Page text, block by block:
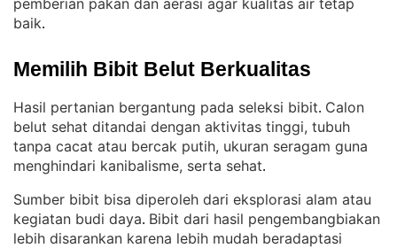
pemberian pakan dan aerasi agar kualitas air tetap
baik.
Memilih Bibit Belut Berkualitas
Hasil pertanian bergantung pada seleksi bibit. Calon
belut sehat ditandai dengan aktivitas tinggi, tubuh
tanpa cacat atau bercak putih, ukuran seragam guna
menghindari kanibalisme, serta sehat.
Sumber bibit bisa diperoleh dari eksplorasi alam atau
kegiatan budi daya. Bibit dari hasil pengembangbiakan
lebih disarankan karena lebih mudah beradaptasi